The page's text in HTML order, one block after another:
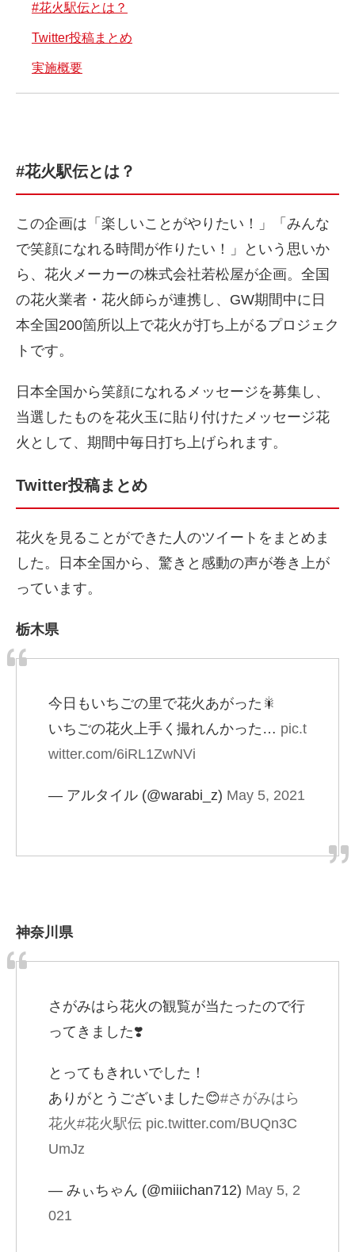
#花火駅伝とは？
Twitter投稿まとめ
実施概要
#花火駅伝とは？
この企画は「楽しいことがやりたい！」「みんな
で笑顔になれる時間が作りたい！」という思いか
ら、花火メーカーの株式会社若松屋が企画。全国
の花火業者・花火師らが連携し、GW期間中に日
本全国200箇所以上で花火が打ち上がるプロジェク
トです。
日本全国から笑顔になれるメッセージを募集し、
当選したものを花火玉に貼り付けたメッセージ花
火として、期間中毎日打ち上げられます。
Twitter投稿まとめ
花火を見ることができた人のツイートをまとめま
した。日本全国から、驚きと感動の声が巻き上が
っています。
栃木県
今日もいちごの里で花火あがった🎇
いちごの花火上手く撮れんかった… pic.t
witter.com/6iRL1ZwNVi
— アルタイル (@warabi_z) May 5, 2021
神奈川県
さがみはら花火の観覧が当たったので行
ってきました❣️
とってもきれいでした！
ありがとうございました😊#さがみはら
花火#花火駅伝 pic.twitter.com/BUQn3C
UmJz
— みぃちゃん (@miiichan712) May 5, 2
021